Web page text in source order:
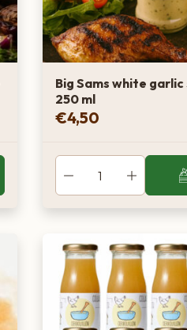
Big Sams white garlic
250 ml
€4,50